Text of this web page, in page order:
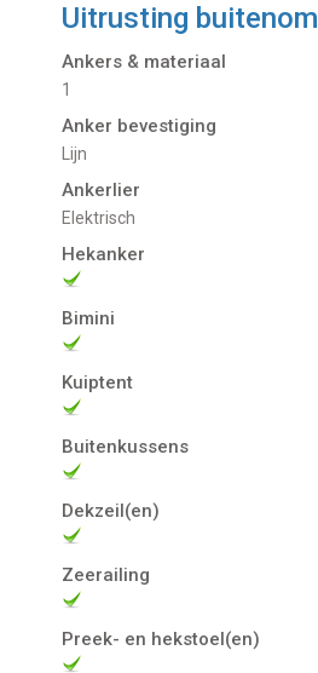
Uitrusting buitenom
Ankers & materiaal
1
Anker bevestiging
Lijn
Ankerlier
Elektrisch
Hekanker
Bimini
Kuiptent
Buitenkussens
Dekzeil(en)
Zeerailing
Preek- en hekstoel(en)